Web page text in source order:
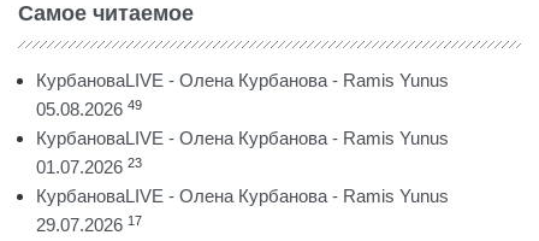
Самое читаемое
КурбановаLIVE - Олена Курбанова - Ramis Yunus
05.08.2026 49
КурбановаLIVE - Олена Курбанова - Ramis Yunus
01.07.2026 23
КурбановаLIVE - Олена Курбанова - Ramis Yunus
29.07.2026 17